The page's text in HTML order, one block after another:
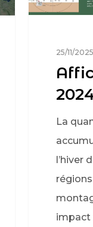
25/11/2025
La
l’hiver
régions
impact